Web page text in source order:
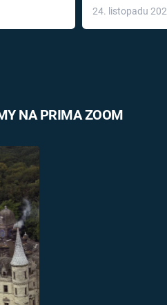
léky
24. listopadu
NA PRIMA ZOOM